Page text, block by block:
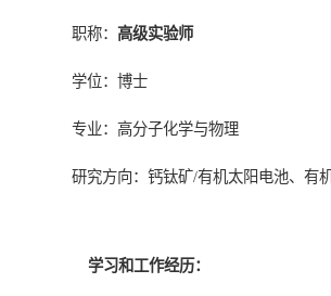
职称：高级实验师
学位：博士
专业：高分子化学与物理
研究方向：钙钛矿/有机太阳电池、有
学习和工作经历：